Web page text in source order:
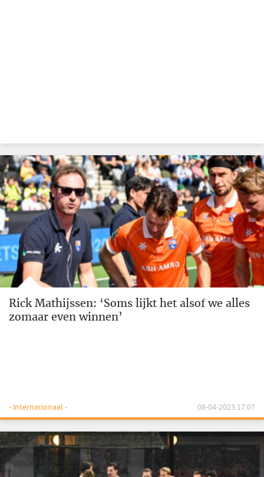
Rick Mathijssen: ‘Soms lijkt het alsof we alles
zomaar even winnen’
- internationaal - 08-04-2023 17:07